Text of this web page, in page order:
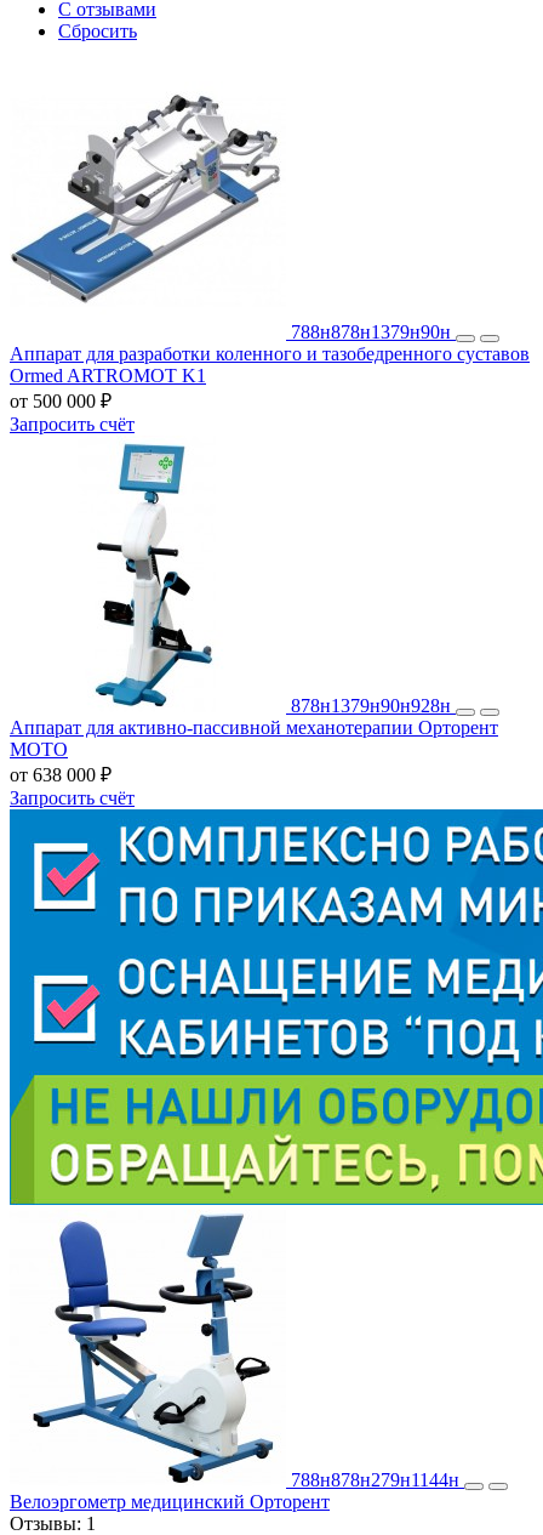
С отзывами
Сбросить
788н878н1379н90н
Аппарат для разработки коленного и тазобедренного суставов
Ormed ARTROMOT K1
от 500 000 ₽
Запросить счёт
878н1379н90н928н
Аппарат для активно-пассивной механотерапии Орторент
МОТО
от 638 000 ₽
Запросить счёт
788н878н279н1144н
Велоэргометр медицинский Орторент
Отзывы: 1